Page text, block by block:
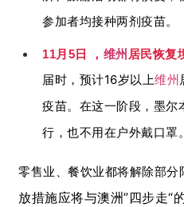
参加者均接种两剂疫苗。
11月5日 ， 维州 居民恢复
届时，预计16岁以上维州
疫苗。在这一阶段，墨尔
行，也不用在户外戴口罩
零售业、餐饮业都将解除部分
放措施应将与澳洲”四步走“